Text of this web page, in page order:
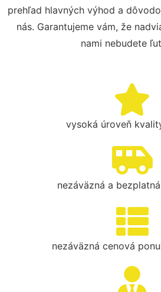
prehľad hlavných výhod a
nás. Garantujeme vám, že
nami nebudete
vysoká úroveň
nezáväzná a
nezáväzná cenová